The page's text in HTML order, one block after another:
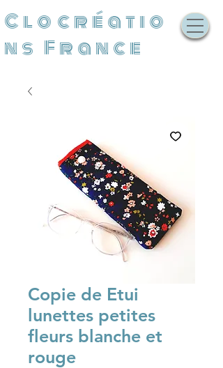
Clocréatio
ns France
Copie de Etui
lunettes petites
fleurs blanche et
rouge